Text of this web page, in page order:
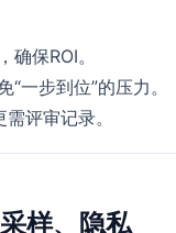
确保ROI。
一步到位”的压力。
评审记录。
样、隐私